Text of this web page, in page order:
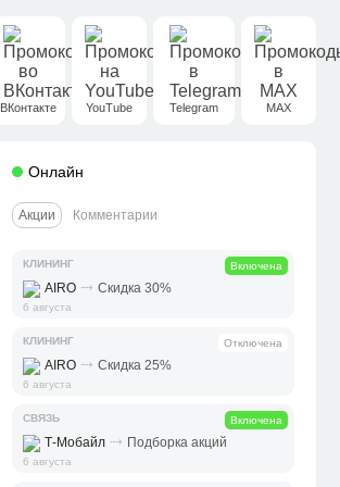
ВКонтакте YouTube Telegram MAX
Онлайн
Акции Комментарии
КЛИНИНГ Включена
AIRO ⤑ Скидка 30%
6 августа
КЛИНИНГ Отключена
AIRO ⤑ Скидка 25%
6 августа
СВЯЗЬ Включена
Т-Мобайл ⤑ Подборка акций
6 августа